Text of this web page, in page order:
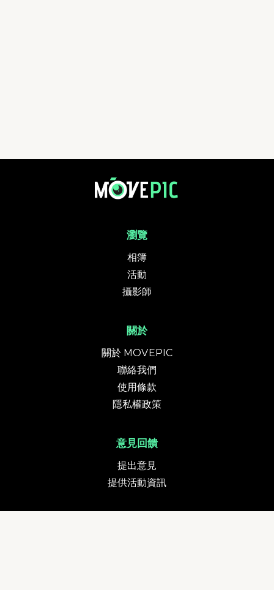
瀏覽
相簿
活動
攝影師
關於
關於 MOVEPIC
聯絡我們
使用條款
隱私權政策
意見回饋
提出意見
提供活動資訊